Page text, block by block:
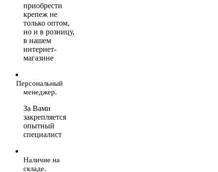
приобрести
крепеж не
только оптом,
но и в розницу,
в нашем
интернет-
магазине
Персональный
менеджер.
За Вами
закрепляется
опытный
специалист
Наличие на
складе.